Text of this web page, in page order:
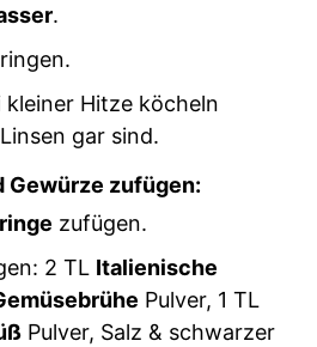
.
kleiner Hitze köcheln
gar sind.
Gewürze zufügen:
zufügen.
2 TL Italienische
Pulver, 1 TL
Pulver, Salz & schwarzer